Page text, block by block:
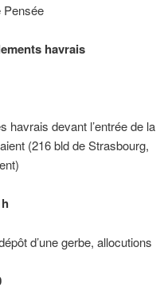
havrais
havrais devant l’entrée de la
(216 bld de Strasbourg,
d’une gerbe, allocutions